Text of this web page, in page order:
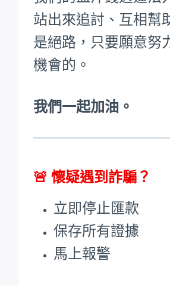
站出來追討、互相幫
是絕路，只要願意努
機會的。
我們一起加油。
🚨 懷疑遇到詐騙？
立即停止匯款
保存所有證據
馬上報警